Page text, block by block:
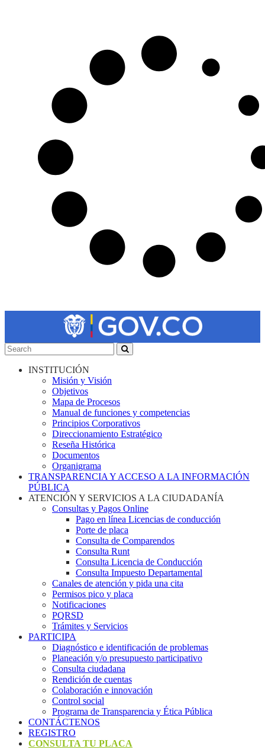
INSTITUCIÓN
Misión y Visión
Objetivos
Mapa de Procesos
Manual de funciones y competencias
Principios Corporativos
Direccionamiento Estratégico
Reseña Histórica
Documentos
Organigrama
TRANSPARENCIA Y ACCESO A LA INFORMACIÓN
PÚBLICA
ATENCIÓN Y SERVICIOS A LA CIUDADANÍA
Consultas y Pagos Online
Pago en línea Licencias de conducción
Porte de placa
Consulta de Comparendos
Consulta Runt
Consulta Licencia de Conducción
Consulta Impuesto Departamental
Canales de atención y pida una cita
Permisos pico y placa
Notificaciones
PQRSD
Trámites y Servicios
PARTICIPA
Diagnóstico e identificación de problemas
Planeación y/o presupuesto participativo​
Consulta ciudadana
Rendición de cuentas
Colaboración e innovación
Control social
Programa de Transparencia y Ética Pública
CONTÁCTENOS
REGISTRO
CONSULTA TU PLACA